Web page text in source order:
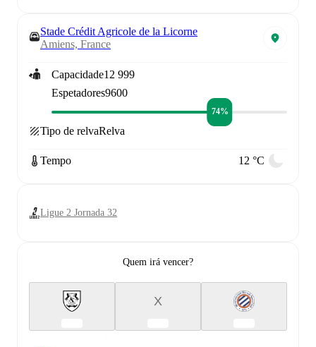
Stade Crédit Agricole de la Licorne
Amiens, France
Capacidade12 999
Espetadores9600
74%
Tipo de relvaRelva
Tempo 12 °C
Ligue 2 Jornada 32
Quem irá vencer?
X